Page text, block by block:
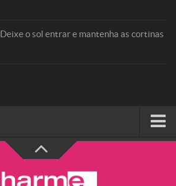
Deixe o sol entrar e mantenha as cortinas